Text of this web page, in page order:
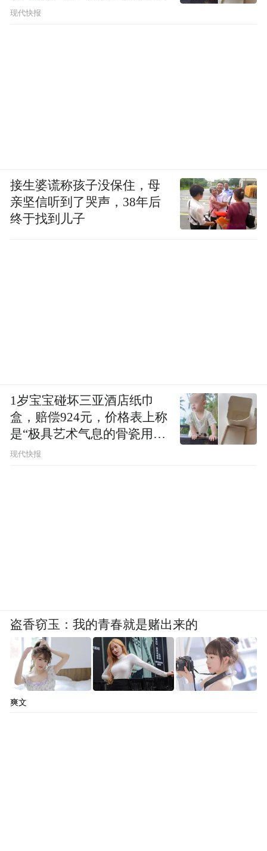
品”
现代快报
接生婆谎称孩子没保住，母
亲坚信听到了哭声，38年后
终于找到儿子
1岁宝宝碰坏三亚酒店纸巾
盒，赔偿924元，价格表上称
是“极具艺术气息的骨瓷用
品”
现代快报
盗香窃玉：我的青春就是赌出来的
爽文